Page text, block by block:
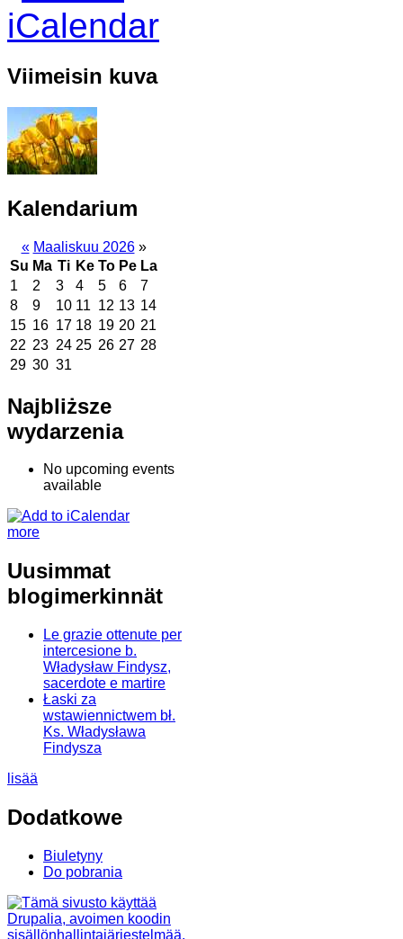
Viimeisin kuva
Kalendarium
« Maaliskuu 2026 »
Su Ma Ti Ke To Pe La
1
2 3 4 5 6
7
8
9 10 11 12 13 14
15 16 17 18 19 20 21
22 23 24 25 26 27 28
29 30 31
Najbliższe
wydarzenia
No upcoming events
available
more
Uusimmat
blogimerkinnät
Le grazie ottenute per
intercesione b.
Władysław Findysz,
sacerdote e martire
Łaski za
wstawiennictwem bł.
Ks. Władysława
Findysza
lisää
Dodatkowe
Biuletyny
Do pobrania